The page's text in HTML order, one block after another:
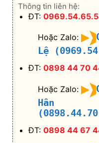
Thông tin liên hệ:
ĐT:
Hoặc Zalo:
Lệ
ĐT: 0898 44 70
Hoặc Zalo:
Hân
ĐT: 0898 44 67